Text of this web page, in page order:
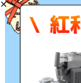
參考印量